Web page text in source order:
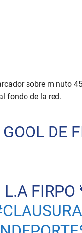
sobre minuto
fondo de la red.
DE
FIRPO